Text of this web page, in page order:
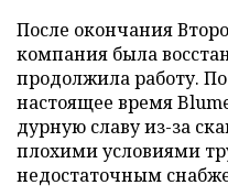
После окончания
компания была
продолжила работу.
настоящее время
дурную славу из-за
плохими условиями
недостаточным